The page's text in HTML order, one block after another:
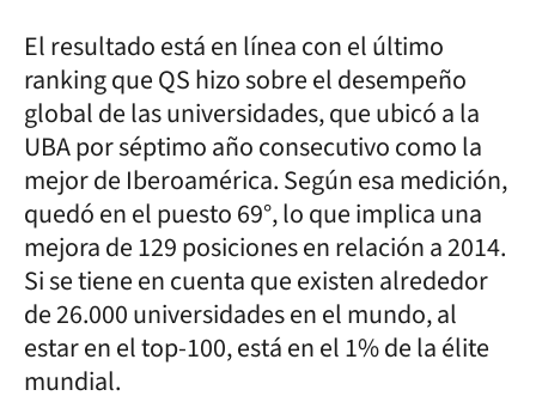
El resultado está en línea con el último
ranking que QS hizo sobre el desempeño
global de las universidades, que ubicó a la
UBA por séptimo año consecutivo como la
mejor de Iberoamérica. Según esa medición,
quedó en el puesto 69°, lo que implica una
mejora de 129 posiciones en relación a 2014.
Si se tiene en cuenta que existen alrededor
de 26.000 universidades en el mundo, al
estar en el top-100, está en el 1% de la élite
mundial.